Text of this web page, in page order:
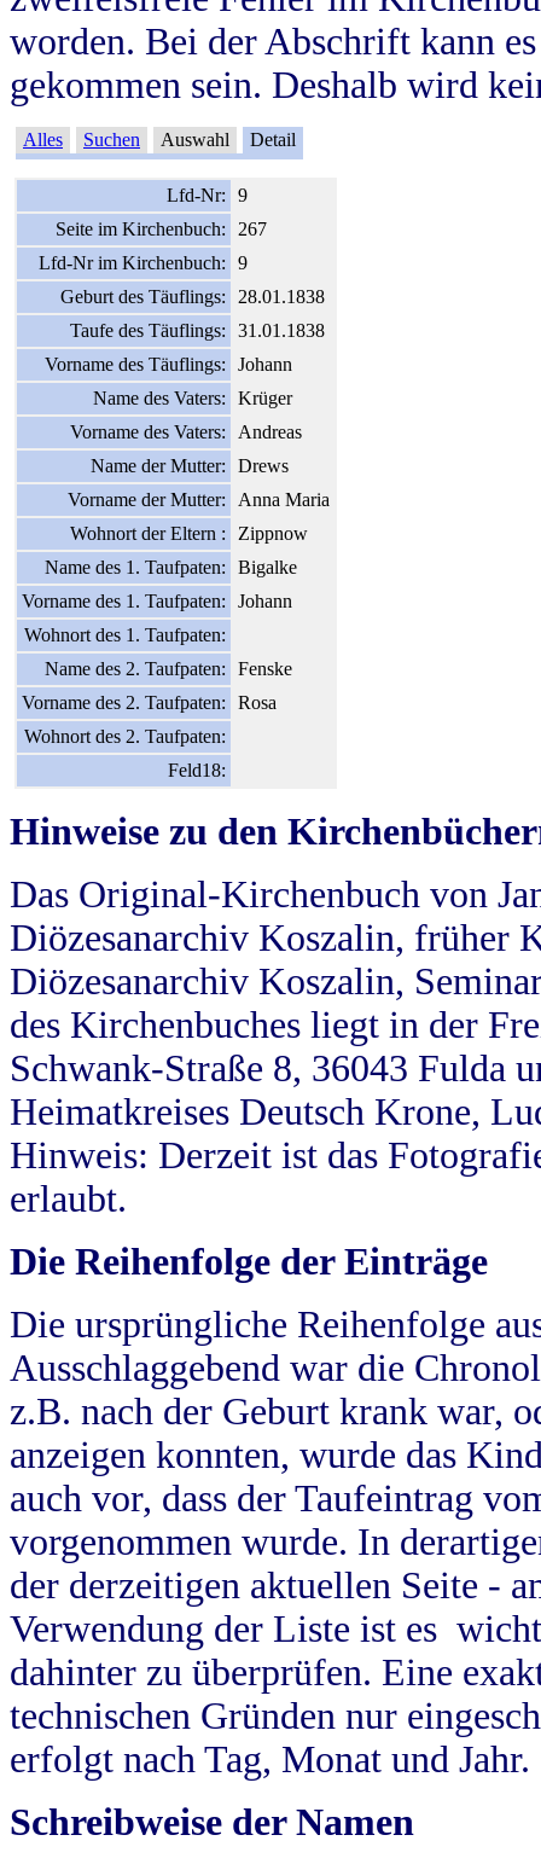
worden. Bei der Abschrift kann
gekommen sein. Deshalb wird
Alles Suchen Auswahl Detail
Lfd-Nr:
9
Seite im Kirchenbuch:
267
Lfd-Nr im Kirchenbuch:
9
Geburt des Täuflings:
28.01.1838
Taufe des Täuflings:
31.01.1838
Vorname des Täuflings:
Johann
Name des Vaters:
Krüger
Vorname des Vaters:
Andreas
Name der Mutter:
Drews
Vorname der Mutter:
Anna Maria
Wohnort der Eltern :
Zippnow
Name des 1. Taufpaten:
Bigalke
Vorname des 1. Taufpaten:
Johann
Wohnort des 1. Taufpaten:
Name des 2. Taufpaten:
Fenske
Vorname des 2. Taufpaten:
Rosa
Wohnort des 2. Taufpaten:
Feld18:
Hinweise zu den
Das Original-Kirchenbuch von
Diözesanarchiv Koszalin, früher
Diözesanarchiv Koszalin,
des Kirchenbuches liegt in der
Schwank-Straße 8, 36043 Fulda
Heimatkreises Deutsch Krone,
Hinweis: Derzeit ist das
erlaubt.
Die Reihenfolge der Einträge
Die ursprüngliche Reihenfolge
Ausschlaggebend war die
z.B. nach der Geburt krank war,
anzeigen konnten, wurde das
auch vor, dass der Taufeintrag
vorgenommen wurde. In
der derzeitigen aktuellen Seite -
Verwendung der Liste ist es
dahinter zu überprüfen. Eine
technischen Gründen nur
erfolgt nach Tag, Monat und Jahr.
Schreibweise der Namen